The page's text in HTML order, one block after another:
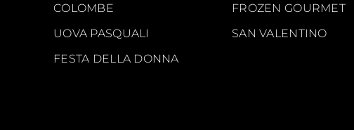
COLOMBE
FROZEN GOURMET
UOVA PASQUALI
SAN VALENTINO
FESTA DELLA DONNA